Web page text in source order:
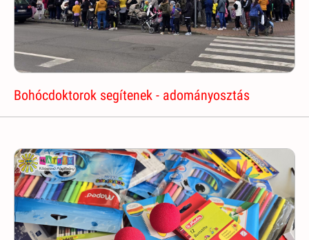
Bohócdoktorok segítenek - adományosztás